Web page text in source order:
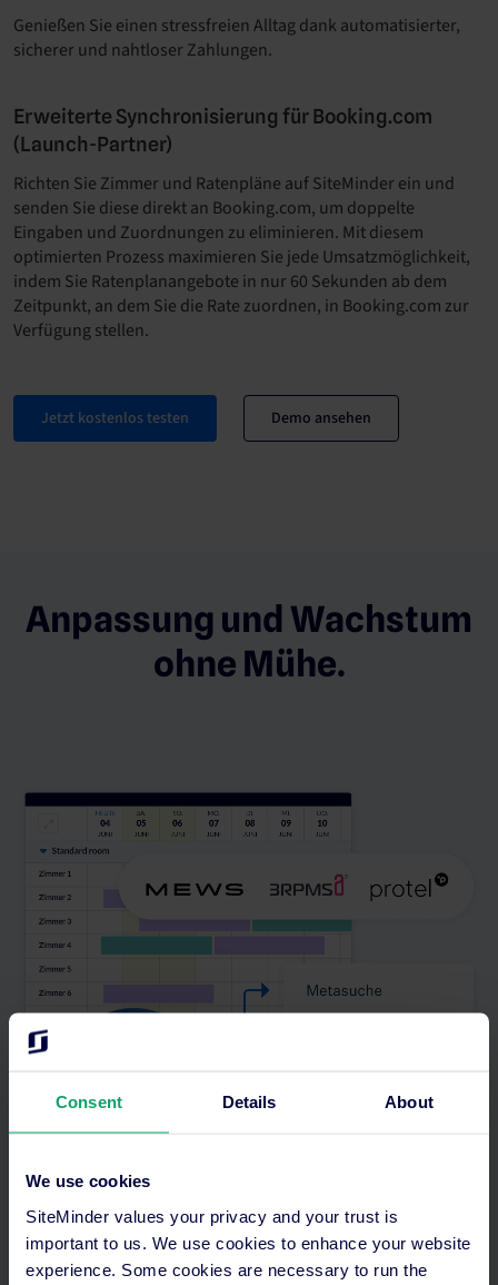
Consent Details About
We use cookies
SiteMinder values your privacy and your trust is
important to us. We use cookies to enhance your website
experience. Some cookies are necessary to run the
Genießen Sie einen stressfreien Alltag dank automatisierter,
sicherer und nahtloser Zahlungen.
Erweiterte Synchronisierung für Booking.com
(Launch-Partner)
Richten Sie Zimmer und Ratenpläne auf SiteMinder ein und
senden Sie diese direkt an Booking.com, um doppelte
Eingaben und Zuordnungen zu eliminieren. Mit diesem
optimierten Prozess maximieren Sie jede Umsatzmöglichkeit,
indem Sie Ratenplanangebote in nur 60 Sekunden ab dem
Zeitpunkt, an dem Sie die Rate zuordnen, in Booking.com zur
Verfügung stellen.
Jetzt kostenlos testen Demo ansehen
Anpassung und Wachstum
ohne Mühe.